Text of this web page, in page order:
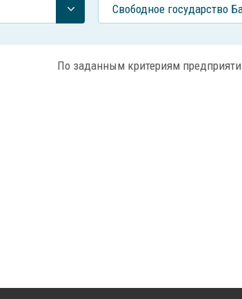
Свободное государство
По заданным критериям